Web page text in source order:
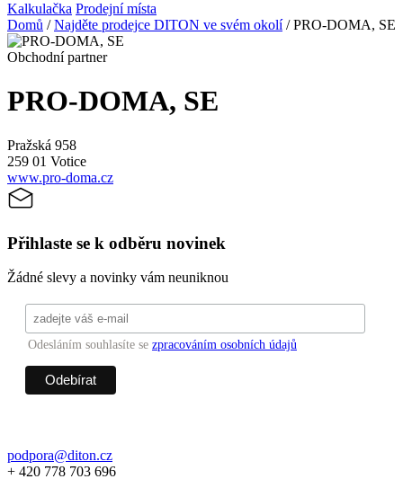
Kalkulačka Prodejní místa
Domů /Najděte prodejce DITON ve svém okolí/PRO-DOMA, SE
Obchodní partner
PRO-DOMA, SE
Pražská 958
259 01 Votice
www.pro-doma.cz
Přihlaste se k odběru novinek
Žádné slevy a novinky vám neuniknou
Odesláním souhlasíte se zpracováním osobních údajů
podpora@diton.cz
+ 420 778 703 696